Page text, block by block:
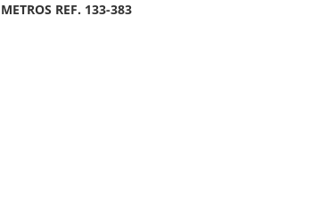
METROS REF. 133-383